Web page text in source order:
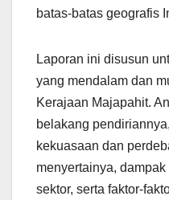
batas-batas geografis
Laporan ini disusun
yang mendalam dan
Kerajaan Majapahit.
belakang
kekuasaan dan
menyertainya,
sektor, serta faktor-